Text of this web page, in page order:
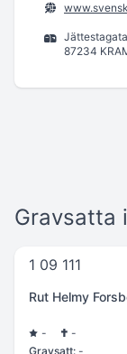
87234
Gravsatta
1 09 111
Rut Helmy
-
-
Gravsatt: -